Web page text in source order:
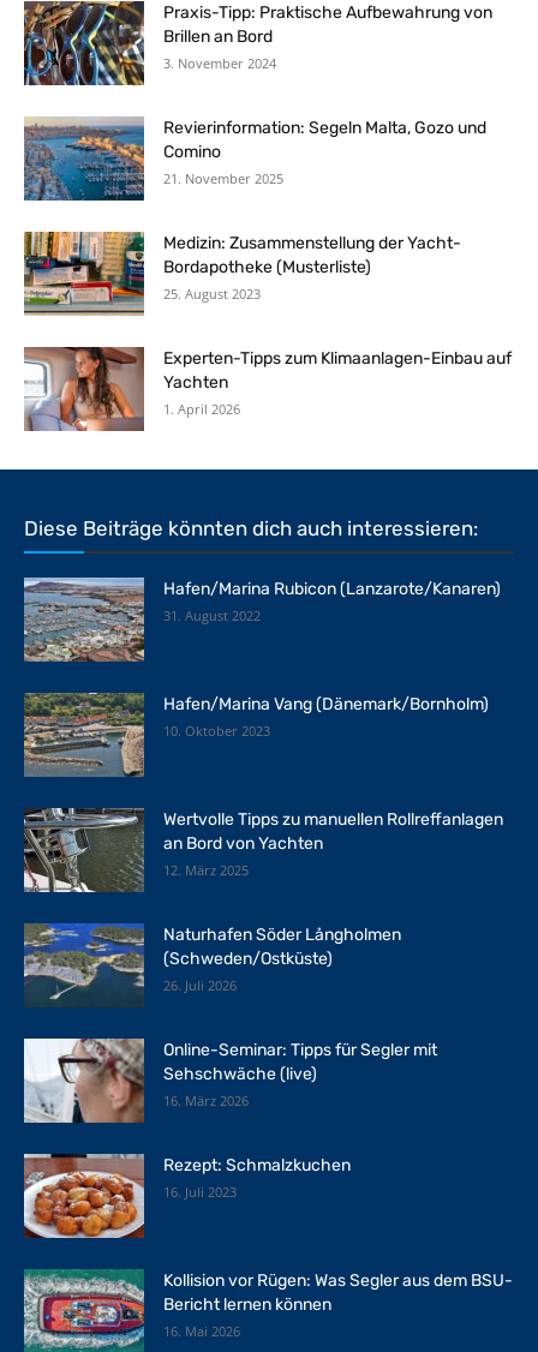
Praxis-Tipp: Praktische Aufbewahrung von
Brillen an Bord
3. November 2024
Revierinformation: Segeln Malta, Gozo und
Comino
21. November 2025
Medizin: Zusammenstellung der Yacht-
Bordapotheke (Musterliste)
25. August 2023
Experten-Tipps zum Klimaanlagen-Einbau auf
Yachten
1. April 2026
Diese Beiträge könnten dich auch interessieren:
Hafen/Marina Rubicon (Lanzarote/Kanaren)
31. August 2022
Hafen/Marina Vang (Dänemark/Bornholm)
10. Oktober 2023
Wertvolle Tipps zu manuellen Rollreffanlagen
an Bord von Yachten
12. März 2025
Naturhafen Söder Långholmen
(Schweden/Ostküste)
26. Juli 2026
Online-Seminar: Tipps für Segler mit
Sehschwäche (live)
16. März 2026
Rezept: Schmalzkuchen
16. Juli 2023
Kollision vor Rügen: Was Segler aus dem BSU-
Bericht lernen können
16. Mai 2026